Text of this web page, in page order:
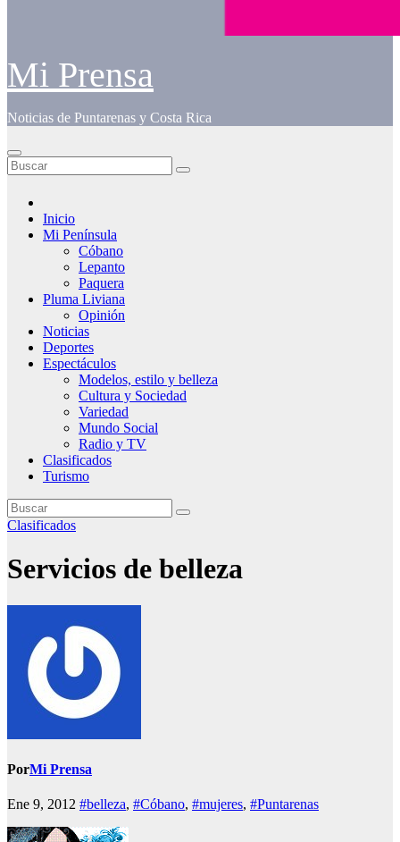
Mi Prensa
Noticias de Puntarenas y Costa Rica
Inicio
Mi Península
Cóbano
Lepanto
Paquera
Pluma Liviana
Opinión
Noticias
Deportes
Espectáculos
Modelos, estilo y belleza
Cultura y Sociedad
Variedad
Mundo Social
Radio y TV
Clasificados
Turismo
Clasificados
Servicios de belleza
PorMi Prensa
Ene 9, 2012 #belleza, #Cóbano, #mujeres, #Puntarenas